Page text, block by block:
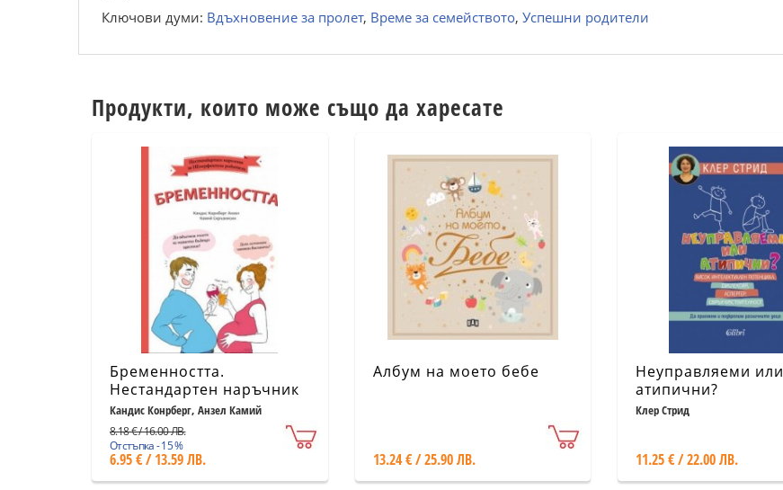
Ключови думи: Вдъхновение за пролет, Време за семейството, Успешни родители
Продукти, които може също да харесате
Бременността.
Нестандартен наръчник
за НЕперфектни
родители
Кандис Конрберг, Анзел Камий
8.18 € / 16.00 ЛВ.
Отстъпка - 15 %
6.95 € / 13.59 ЛВ.
Албум на моето бебе
13.24 € / 25.90 ЛВ.
Неуправляеми или
атипични?
Клер Стрид
11.25 € / 22.00 ЛВ.